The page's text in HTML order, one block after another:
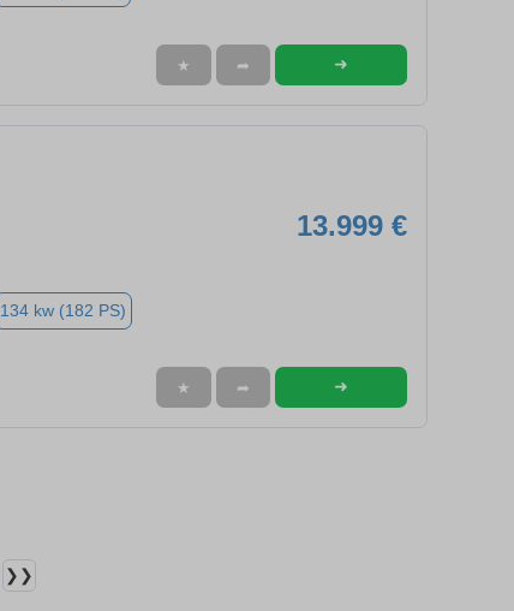
★ ➦ ➜
13.999 €
134 kw (182 PS)
★ ➦ ➜
❯❯